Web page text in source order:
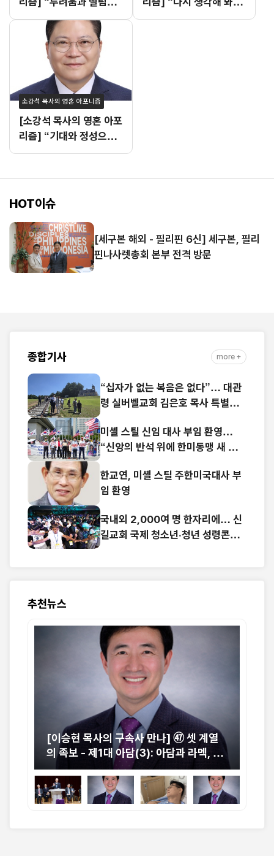
교차하는 시점”
잘했던 것 같습니다.”
소강석 목사의 영혼 아포니즘
[소강석 목사의 영혼 아포
리즘] “기대와 정성으로
빚어진 여름수련회 설교”
HOT이슈
[세구본 해외 - 필리핀 6신] 세구본, 필리
핀나사렛총회 본부 전격 방문
종합기사 more +
“십자가 없는 복음은 없다”… 대관
령 실버벨교회 김은호 목사 특별초
미셸 스틸 신임 대사 부임 환영…
“신앙의 반석 위에 한미동맹 새 도
한교연, 미셸 스틸 주한미국대사 부
임 환영
국내외 2,000여 명 한자리에… 신
길교회 국제 청소년·청년 성령콘퍼
추천뉴스
[이승현 목사의 구속사 만나] ㊼ 셋 계열
의 족보 - 제1대 아담(3): 아담과 라멕, 그
리고 에녹의 동시대